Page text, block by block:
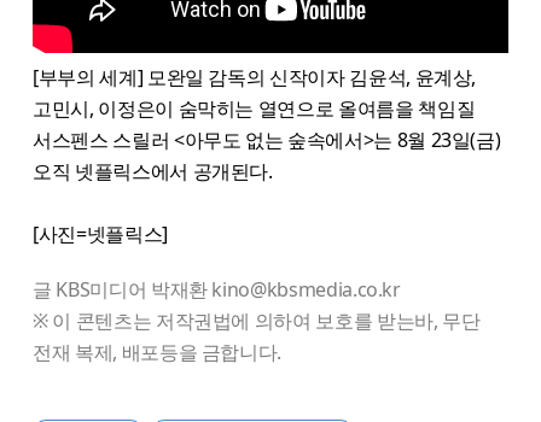
[부부의 세계] 모완일 감독의 신작이자 김윤석, 윤계상,
고민시, 이정은이 숨막히는 열연으로 올여름을 책임질
서스펜스 스릴러 <아무도 없는 숲속에서>는 8월 23일(금)
오직 넷플릭스에서 공개된다.
[사진=넷플릭스]
글 KBS미디어 박재환 kino@kbsmedia.co.kr
※ 이 콘텐츠는 저작권법에 의하여 보호를 받는바, 무단
전재 복제, 배포등을 금합니다.